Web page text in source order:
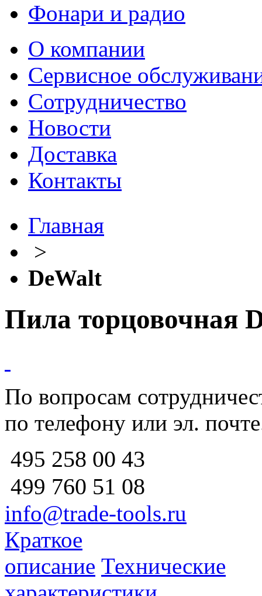
Фонари и радио
О компании
Сервисное
Сотрудничество
Новости
Доставка
Контакты
Главная
>
DeWalt
Пила торцовочная
По вопросам
по телефону или эл.
495 258 00 43
499 760 51 08
info@trade-tools.ru
Краткое
описание Технические